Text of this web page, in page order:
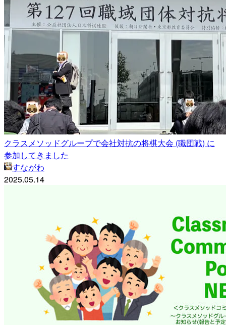
クラスメソッドグループで会社対抗の将棋大会 (職団戦) に
参加してきました
すながわ
2025.05.14